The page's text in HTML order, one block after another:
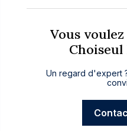
Vous
Choiseul
Un regard d'expert